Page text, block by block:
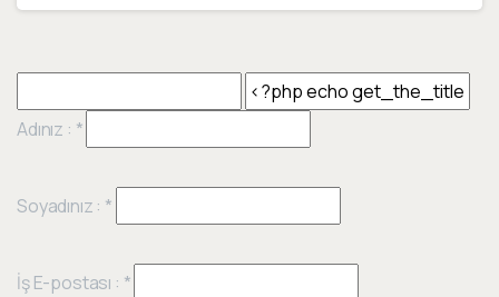
Adınız : *
Soyadınız : *
İş E-postası : *